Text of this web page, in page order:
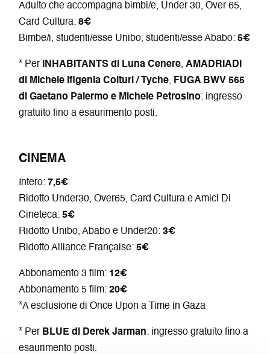
Adulto che accompagna bimbi/e, Under 30, Over 65,
Card Cultura:8€
Bimbe/i, studenti/esse Unibo, studenti/esse Ababo:5€
* Per INHABITANTS di Luna Cenere,AMADRIADI
di Michele Ifigenia Colturi / Tyche, FUGA BWV 565
di Gaetano Palermo e Michele Petrosino: ingresso
gratuito fino a esaurimento posti.
CINEMA
Intero:7,5€
Ridotto Under30, Over65, Card Cultura e Amici Di
Cineteca:5€
Ridotto Unibo, Ababo e Under20:3€
Ridotto Alliance Française:5€
Abbonamento 3 film: 12€
Abbonamento 5 film:20€
*A esclusione di Once Upon a Time in Gaza
* Per BLUE di Derek Jarman: ingresso gratuito fino a
esaurimento posti.